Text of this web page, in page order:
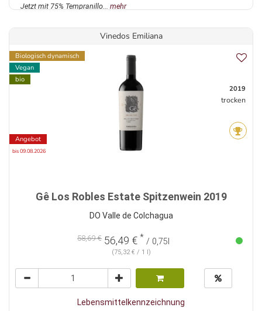
Jetzt mit 75% Tempranillo... mehr
Vinedos Emiliana
Biologisch dynamisch
Vegan
bio
Angebot
bis 09.08.2026
2019
trocken
Gê Los Robles Estate Spitzenwein 2019
DO Valle de Colchagua
58,69 € 56,49 € * / 0,75l
(75,32 € / 1 l)
Lebensmittelkennzeichnung